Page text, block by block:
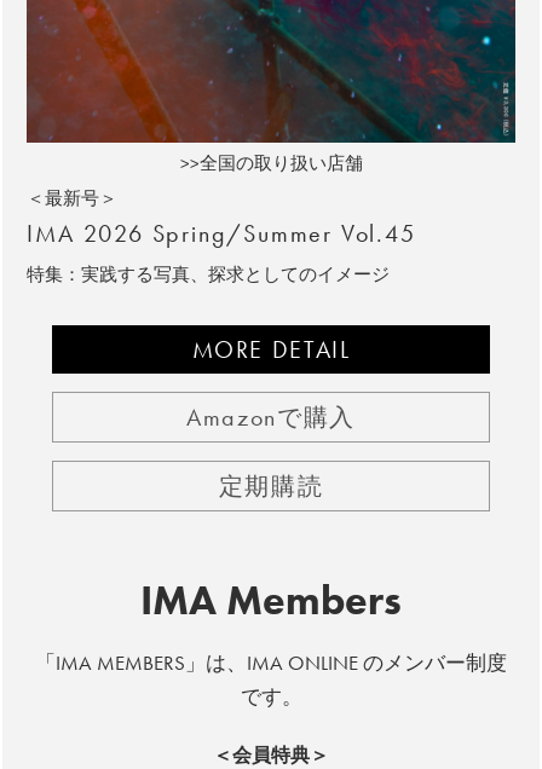
>>全国の取り扱い店舗
＜最新号＞
IMA 2026 Spring/Summer Vol.45
特集：実践する写真、探求としてのイメージ
MORE DETAIL
Amazonで購入
定期購読
IMA Members
「IMA MEMBERS」は、IMA ONLINE のメンバー制度
です。
＜会員特典＞